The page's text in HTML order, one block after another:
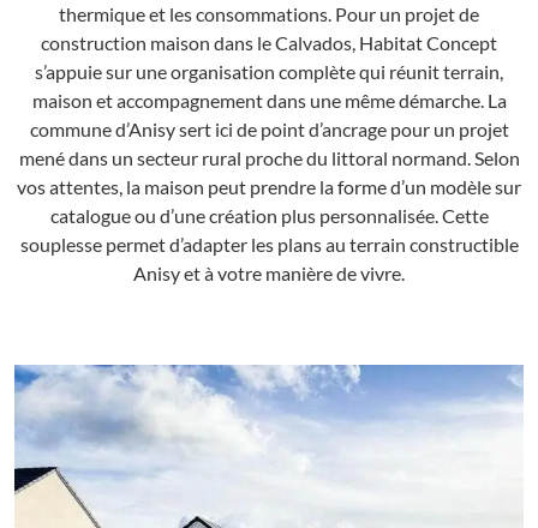
thermique et les consommations. Pour un projet de
construction maison dans le Calvados, Habitat Concept
s’appuie sur une organisation complète qui réunit terrain,
maison et accompagnement dans une même démarche. La
commune d’Anisy sert ici de point d’ancrage pour un projet
mené dans un secteur rural proche du littoral normand. Selon
vos attentes, la maison peut prendre la forme d’un modèle sur
catalogue ou d’une création plus personnalisée. Cette
souplesse permet d’adapter les plans au terrain constructible
Anisy et à votre manière de vivre.